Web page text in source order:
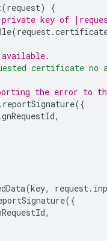
(request)
{
private key of
(request.
certificate no
the error to
. reportSignature({
,
(key, request.
({
,